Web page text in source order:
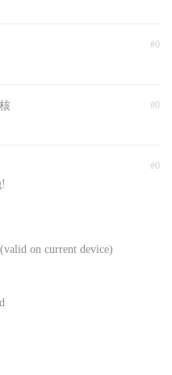
#0
#0
#0
on current device)